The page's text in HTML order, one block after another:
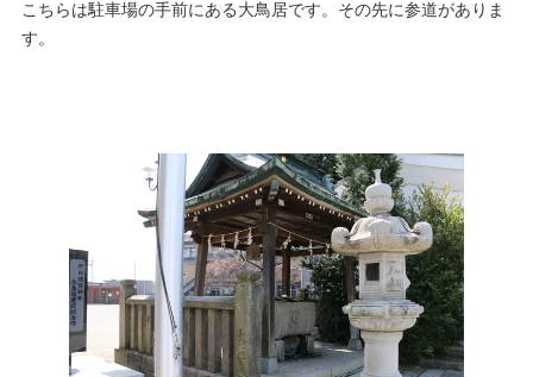
こちらは駐車場の手前にある大鳥居です。その先に参道がありま
す。